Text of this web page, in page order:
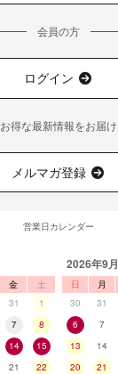
会員の方
ログイン
お得な最新情報をお届け
メルマガ登録
営業日カレンダー
金
土
31
1
7
8
14
15
21
22
2026年9月
日 月
30
31
6
7
13
14
20
21